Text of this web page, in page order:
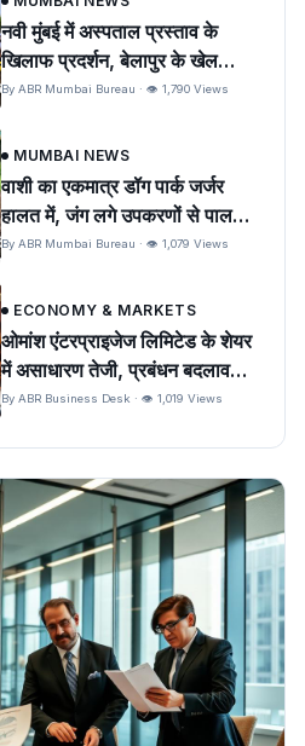
नवी मुंबई में अस्पताल प्रस्ताव के
खिलाफ प्रदर्शन, बेलापुर के खेल
मैदान को बचाने की मांग
By ABR Mumbai Bureau · 👁 1,790 Views
MUMBAI NEWS
वाशी का एकमात्र डॉग पार्क जर्जर
हालत में, जंग लगे उपकरणों से पालतू
पशुओं को खतरा
By ABR Mumbai Bureau · 👁 1,079 Views
ECONOMY & MARKETS
ओमांश एंटरप्राइजेज लिमिटेड के शेयर
में असाधारण तेजी, प्रबंधन बदलाव
और न्यायिक प्रक्रिया पर उठे सवाल
By ABR Business Desk · 👁 1,019 Views